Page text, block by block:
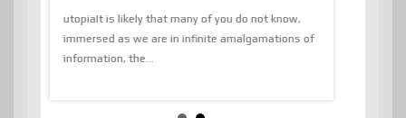
utopiaIt is likely that many of you do not know,
immersed as we are in infinite amalgamations of
information, the...